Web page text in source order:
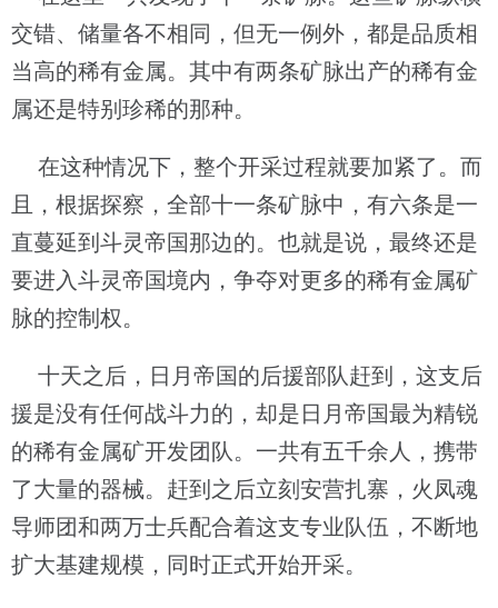
交错、储量各不相同，但无一例外，都是品质相
当高的稀有金属。其中有两条矿脉出产的稀有金
属还是特别珍稀的那种。
在这种情况下，整个开采过程就要加紧了。而
且，根据探察，全部十一条矿脉中，有六条是一
直蔓延到斗灵帝国那边的。也就是说，最终还是
要进入斗灵帝国境内，争夺对更多的稀有金属矿
脉的控制权。
十天之后，日月帝国的后援部队赶到，这支后
援是没有任何战斗力的，却是日月帝国最为精锐
的稀有金属矿开发团队。一共有五千余人，携带
了大量的器械。赶到之后立刻安营扎寨，火凤魂
导师团和两万士兵配合着这支专业队伍，不断地
扩大基建规模，同时正式开始开采。